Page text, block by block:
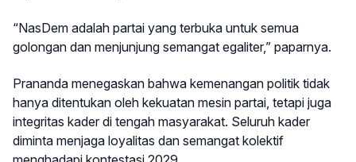
“NasDem adalah partai yang terbuka untuk semua
golongan dan menjunjung semangat egaliter,” paparnya.
Prananda menegaskan bahwa kemenangan politik tidak
hanya ditentukan oleh kekuatan mesin partai, tetapi juga
integritas kader di tengah masyarakat. Seluruh kader
diminta menjaga loyalitas dan semangat kolektif